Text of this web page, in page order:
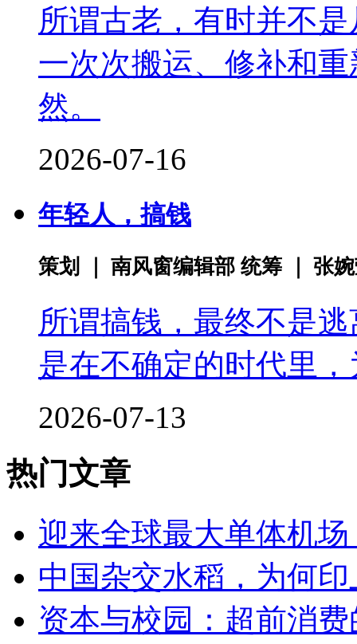
所谓古老，有时并不
一次次搬运、修补和
然。
2026-07-16
年轻人，搞钱
策划 ｜ 南风窗编辑部 统筹 ｜ 张
所谓搞钱，最终不是
是在不确定的时代里
2026-07-13
热门文章
迎来全球最大单体机
中国杂交水稻，为何
资本与校园：超前消